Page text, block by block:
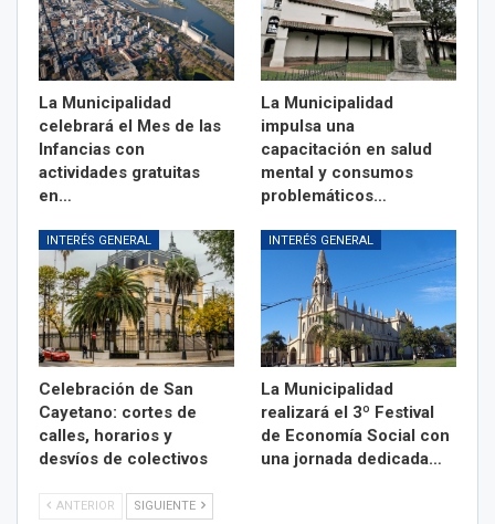
La Municipalidad
celebrará el Mes de las
Infancias con
actividades gratuitas
en…
La Municipalidad
impulsa una
capacitación en salud
mental y consumos
problemáticos…
INTERÉS GENERAL
Celebración de San
Cayetano: cortes de
calles, horarios y
desvíos de colectivos
INTERÉS GENERAL
La Municipalidad
realizará el 3º Festival
de Economía Social con
una jornada dedicada…
ANTERIOR SIGUIENTE